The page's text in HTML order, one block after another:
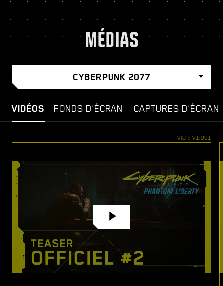
MÉDIAS
CYBERPUNK 2077
VIDÉOS FONDS D'ÉCRAN CAPTURES D'ÉCRAN